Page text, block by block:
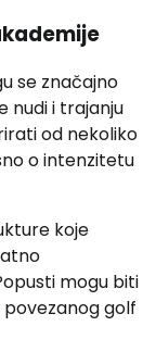
se značajno
nudi i trajanju
od nekoliko
o intenzitetu
koje
mogu biti
povezanog golf